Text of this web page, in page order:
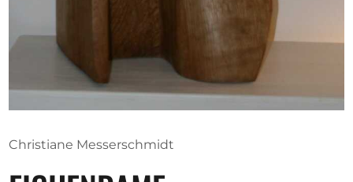
Kontakt
Christiane Messerschmidt